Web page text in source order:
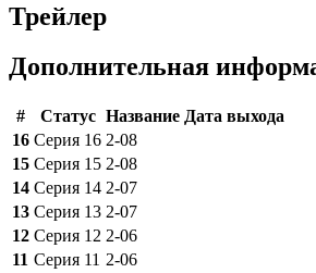
Трейлер
Дополнительная
# Статус Название Дата выхода
16 Серия 16 2-08
15 Серия 15 2-08
14 Серия 14 2-07
13 Серия 13 2-07
12 Серия 12 2-06
11 Серия 11 2-06